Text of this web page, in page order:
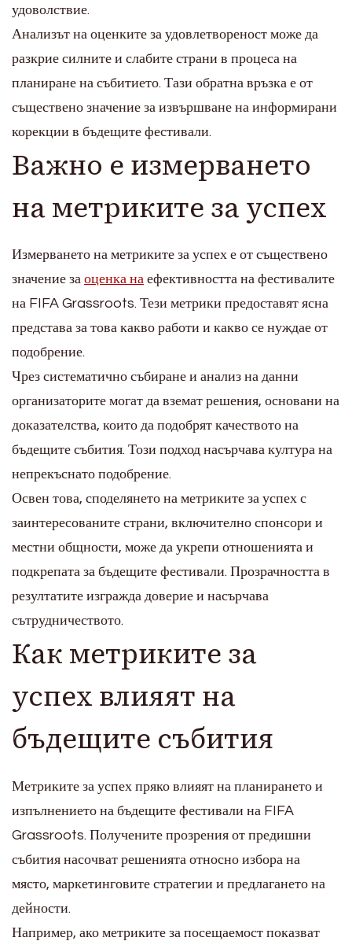
удоволствие.
Анализът на оценките за удовлетвореност може да
разкрие силните и слабите страни в процеса на
планиране на събитието. Тази обратна връзка е от
съществено значение за извършване на информирани
корекции в бъдещите фестивали.
Важно е измерването
на метриките за успех
Измерването на метриките за успех е от съществено
значение за оценка на ефективността на фестивалите
на FIFA Grassroots. Тези метрики предоставят ясна
представа за това какво работи и какво се нуждае от
подобрение.
Чрез систематично събиране и анализ на данни
организаторите могат да вземат решения, основани на
доказателства, които да подобрят качеството на
бъдещите събития. Този подход насърчава култура на
непрекъснато подобрение.
Освен това, споделянето на метриките за успех с
заинтересованите страни, включително спонсори и
местни общности, може да укрепи отношенията и
подкрепата за бъдещите фестивали. Прозрачността в
резултатите изгражда доверие и насърчава
сътрудничеството.
Как метриките за
успех влияят на
бъдещите събития
Метриките за успех пряко влияят на планирането и
изпълнението на бъдещите фестивали на FIFA
Grassroots. Получените прозрения от предишни
събития насочват решенията относно избора на
място, маркетинговите стратегии и предлагането на
дейности.
Например, ако метриките за посещаемост показват